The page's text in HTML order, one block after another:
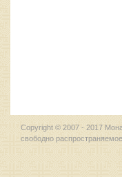
Copyright © 2007 - 2017
свободно